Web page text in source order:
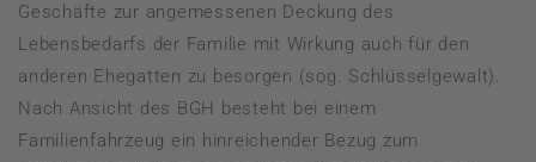
Geschäfte zur angemessenen Deckung des
Lebensbedarfs der Familie mit Wirkung auch für den
anderen Ehegatten zu besorgen (sog. Schlüsselgewalt).
Nach Ansicht des BGH besteht bei einem
Familienfahrzeug ein hinreichender Bezug zum